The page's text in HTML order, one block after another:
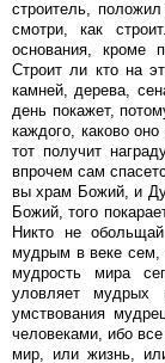
строитель,
смотри, как
основания, кроме
Строит ли кто на
камней, дерева,
день покажет,
каждого, каково
тот получит
впрочем сам
вы храм Божий, и
Божий, того
Никто не
мудрым в веке сем,
мудрость мира
уловляет
умствования
человеками, ибо
мир, или жизнь,